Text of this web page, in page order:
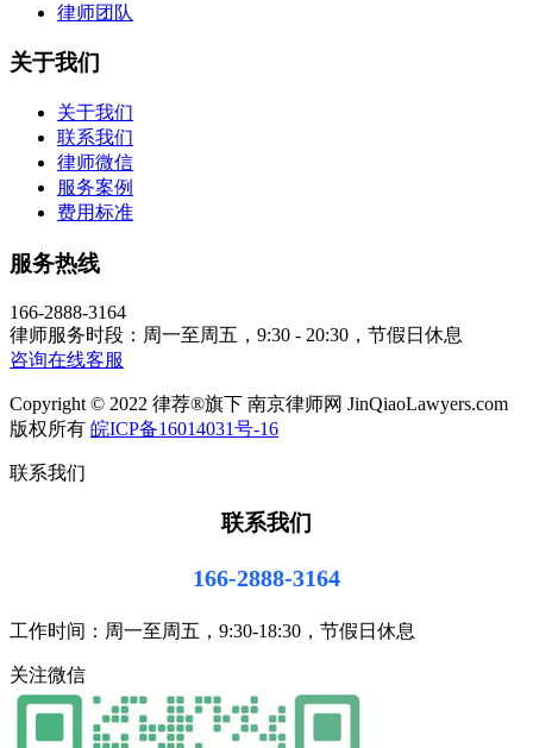
律师团队
关于我们
关于我们
联系我们
律师微信
服务案例
费用标准
服务热线
166-2888-3164
律师服务时段：周一至周五，9:30 - 20:30，节假日休息
咨询在线客服
Copyright © 2022 律荐®旗下 南京律师网 JinQiaoLawyers.com
版权所有 皖ICP备16014031号-16
联系我们
联系我们
166-2888-3164
工作时间：周一至周五，9:30-18:30，节假日休息
关注微信